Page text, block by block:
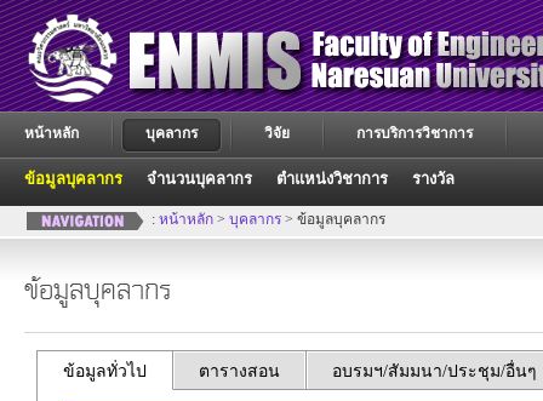
หน้าหลัก บุคลากร
ข้อมูลบุคลากร จำนวนบุคลากร ตำแหน่งวิชาการ รางวัล
วิจัย การบริการวิชาการ
: หน้าหลัก > บุคลากร > ข้อมูลบุคลากร
ข้อมูลบุคลากร
ข้อมูลทั่วไป ตารางสอน อบรมฯ/สัมมนา/ประชุม/อื่นๆ